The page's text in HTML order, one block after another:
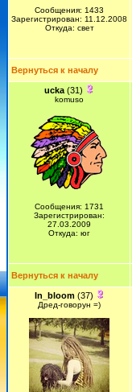
Сообщения: 1433
Зарегистрирован: 11.12.2008
Откуда: свет
Вернуться к началу
ucka (31)
komuso
Сообщения: 1731
Зарегистрирован:
27.03.2009
Откуда: юг
Вернуться к началу
In_bloom(37)
Дред-говорун =)